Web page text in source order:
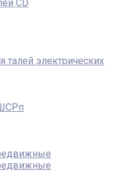
CD
электрических